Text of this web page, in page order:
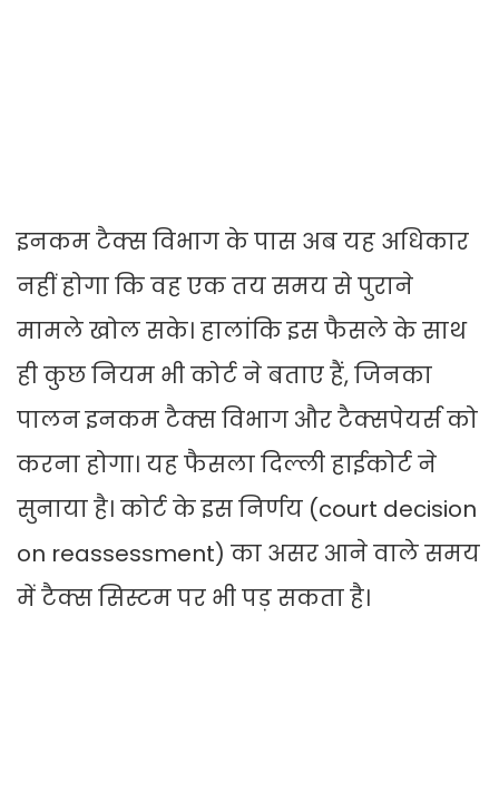
इनकम टैक्स विभाग के पास अब यह अधिकार
नहीं होगा कि वह एक तय समय से पुराने
मामले खोल सके। हालांकि इस फैसले के साथ
ही कुछ नियम भी कोर्ट ने बताए हैं, जिनका
पालन इनकम टैक्स विभाग और टैक्सपेयर्स को
करना होगा। यह फैसला दिल्ली हाईकोर्ट ने
सुनाया है। कोर्ट के इस निर्णय (court decision
on reassessment) का असर आने वाले समय
में टैक्स सिस्टम पर भी पड़ सकता है।